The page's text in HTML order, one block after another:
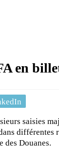
en
saisies
différentes
des Douanes.